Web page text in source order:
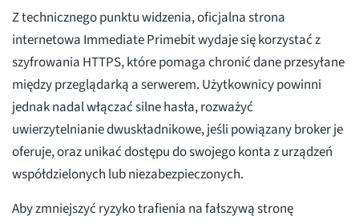
Z technicznego punktu widzenia, oficjalna strona
internetowa Immediate Primebit wydaje się korzystać z
szyfrowania HTTPS, które pomaga chronić dane przesyłane
między przeglądarką a serwerem. Użytkownicy powinni
jednak nadal włączać silne hasła, rozważyć
uwierzytelnianie dwuskładnikowe, jeśli powiązany broker je
oferuje, oraz unikać dostępu do swojego konta z urządzeń
współdzielonych lub niezabezpieczonych.
Aby zmniejszyć ryzyko trafienia na fałszywą stronę